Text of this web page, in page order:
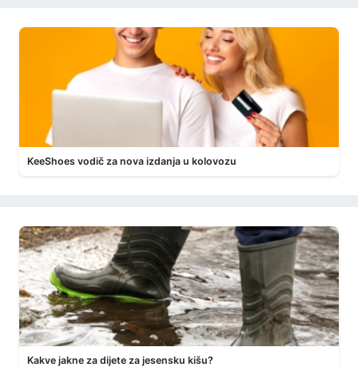
KeeShoes vodič za nova izdanja u kolovozu
Kakve jakne za dijete za jesensku kišu?